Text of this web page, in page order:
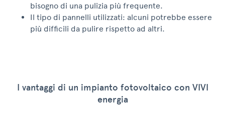
bisogno di una pulizia più frequente.
Il tipo di pannelli utilizzati: alcuni potrebbe essere
più difficili da pulire rispetto ad altri.
I vantaggi di un impianto fotovoltaico con VIVI
energia